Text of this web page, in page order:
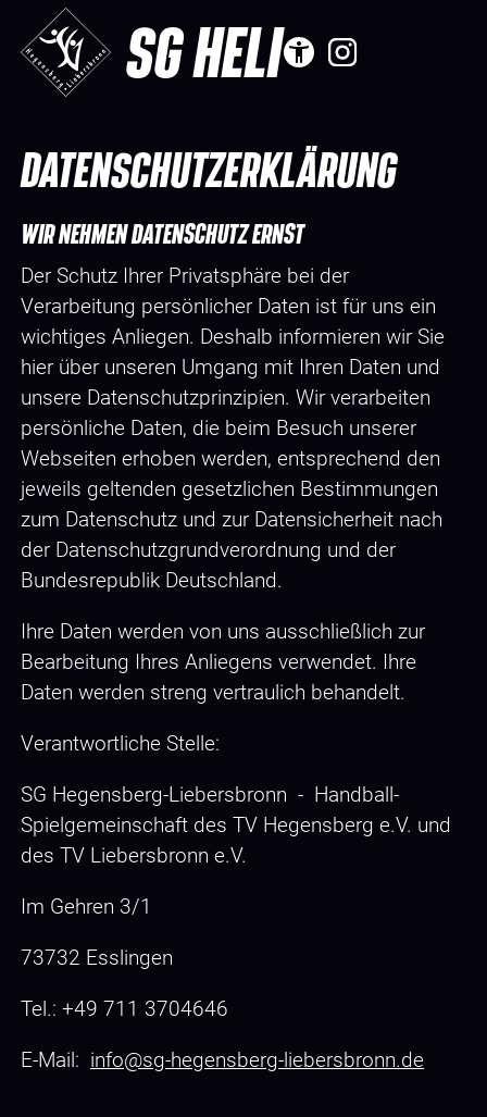
SG HELI
DATENSCHUTZERKLÄRUNG
WIR NEHMEN DATENSCHUTZ ERNST
Der Schutz Ihrer Privatsphäre bei der
Verarbeitung persönlicher Daten ist für uns ein
wichtiges Anliegen. Deshalb informieren wir Sie
hier über unseren Umgang mit Ihren Daten und
unsere Datenschutzprinzipien. Wir verarbeiten
persönliche Daten, die beim Besuch unserer
Webseiten erhoben werden, entsprechend den
jeweils geltenden gesetzlichen Bestimmungen
zum Datenschutz und zur Datensicherheit nach
der Datenschutzgrundverordnung und der
Bundesrepublik Deutschland.
Ihre Daten werden von uns ausschließlich zur
Bearbeitung Ihres Anliegens verwendet. Ihre
Daten werden streng vertraulich behandelt.
Verantwortliche Stelle:
SG Hegensberg-Liebersbronn - Handball-
Spielgemeinschaft des TV Hegensberg e.V. und
des TV Liebersbronn e.V.
Im Gehren 3/1
73732 Esslingen
Tel.: +49 711 3704646
E-Mail: info@sg-hegensberg-liebersbronn.de